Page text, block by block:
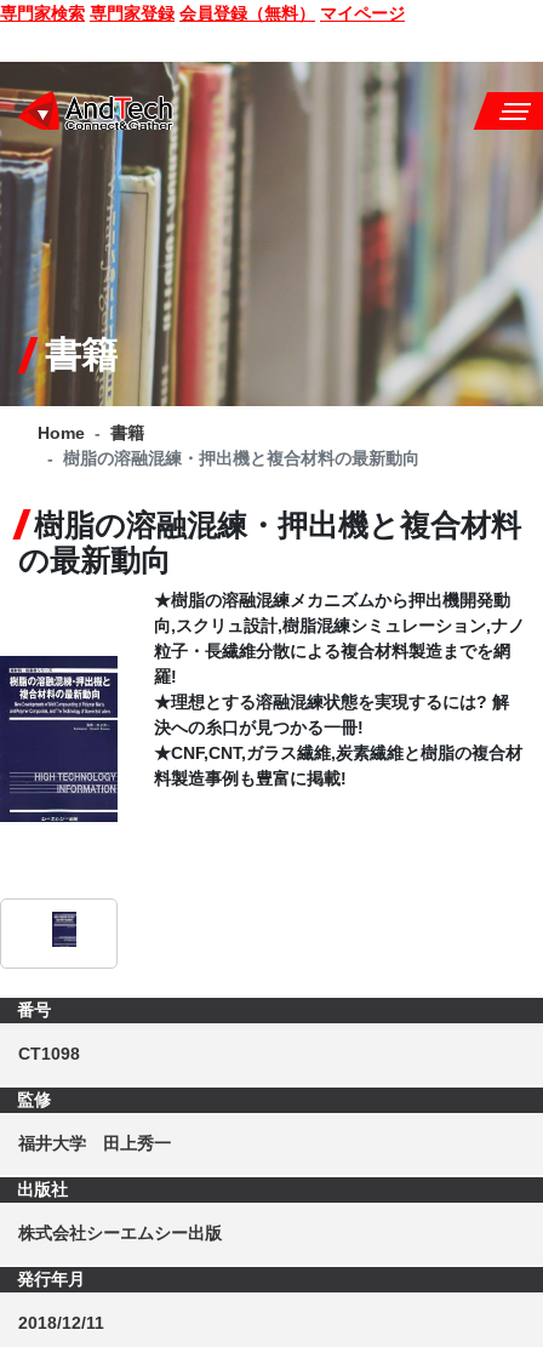
専門家検索 専門家登録 会員登録（無料） マイページ
SEMINAR
BOOK
CONSULTING
SERVICE
COMPANY
Q&A
CONTACT
書籍
Home
書籍
樹脂の溶融混練・押出機と複合材料の最新動向
樹脂の溶融混練・押出機と複合材料
の最新動向
★樹脂の溶融混練メカニズムから押出機開発動
向,スクリュ設計,樹脂混練シミュレーション,ナノ
粒子・長繊維分散による複合材料製造までを網
羅!
★理想とする溶融混練状態を実現するには? 解
決への糸口が見つかる一冊!
★CNF,CNT,ガラス繊維,炭素繊維と樹脂の複合材
料製造事例も豊富に掲載!
番号
CT1098
監修
福井大学 田上秀一
出版社
株式会社シーエムシー出版
発行年月
2018/12/11